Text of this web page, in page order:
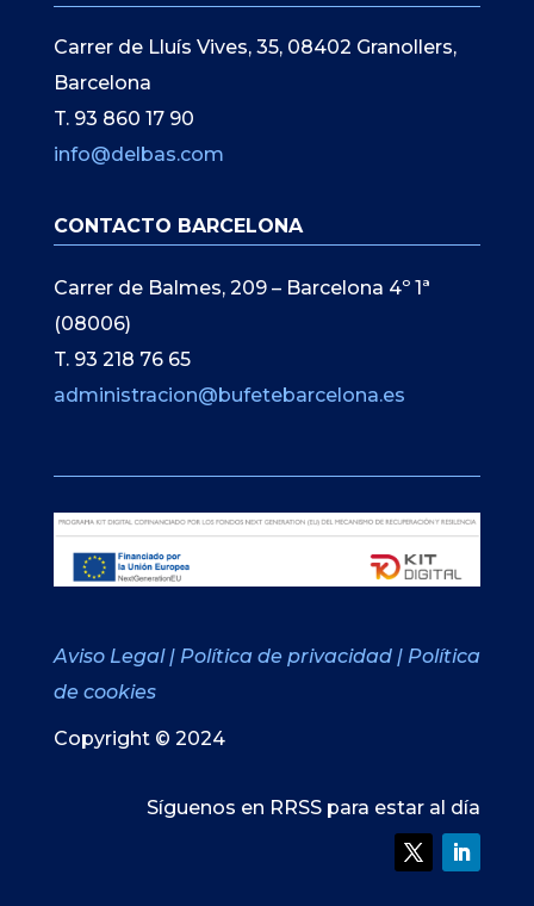
Carrer de Lluís Vives, 35, 08402 Granollers,
Barcelona
T. 93 860 17 90
info@delbas.com
CONTACTO BARCELONA
Carrer de Balmes, 209 – Barcelona 4º 1ª
(08006)
T. 93 218 76 65
administracion@bufetebarcelona.es
Aviso Legal | Política de privacidad | Política
de cookies
Copyright © 2024
Síguenos en RRSS para estar al día